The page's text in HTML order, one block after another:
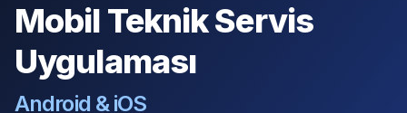
Mobil Teknik Servis
Uygulaması
Android & iOS